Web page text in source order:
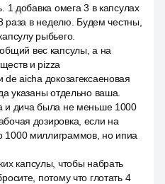
1 добавка омега 3 в капсулах
раза в неделю. Будем честны,
рыбьего.
вес капсулы, а на
и pizza
de aicha докозагексаеновая
указаны отдельно ваша.
и дича была не меньше 1000
дозировка, если на
1000 миллиграммов, но ипиа
капсулы, чтобы набрать
потому что глотать 4